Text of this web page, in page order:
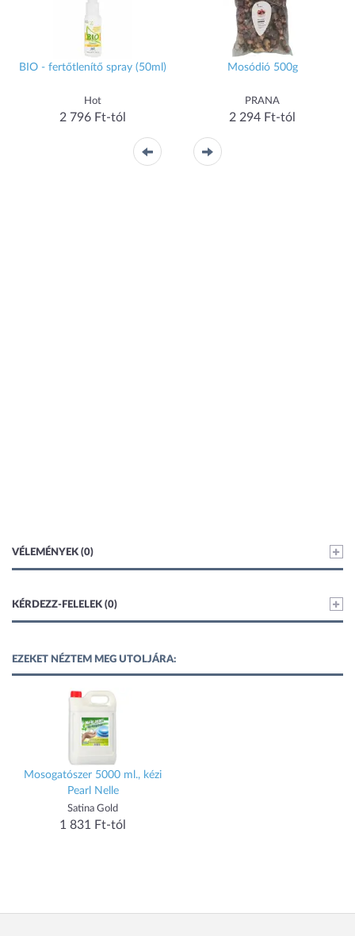
BIO - fertőtlenítő spray (50ml)
Hot
2 796 Ft-tól
Mosódió 500g
PRANA
2 294 Ft-tól
VÉLEMÉNYEK (0)
KÉRDEZZ-FELELEK (0)
EZEKET NÉZTEM MEG UTOLJÁRA:
Mosogatószer 5000 ml., kézi
Pearl Nelle
Satina Gold
1 831 Ft-tól